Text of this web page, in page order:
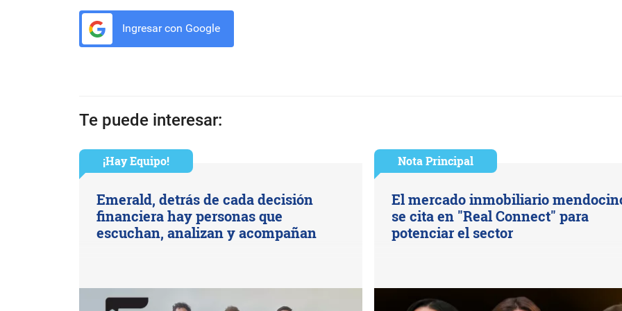
Ingresar con Google
Te puede interesar:
¡Hay Equipo!
Emerald, detrás de cada decisión
financiera hay personas que
escuchan, analizan y acompañan
Nota Principal
El mercado inmobiliario
se cita en "Real Connect" para
potenciar el sector